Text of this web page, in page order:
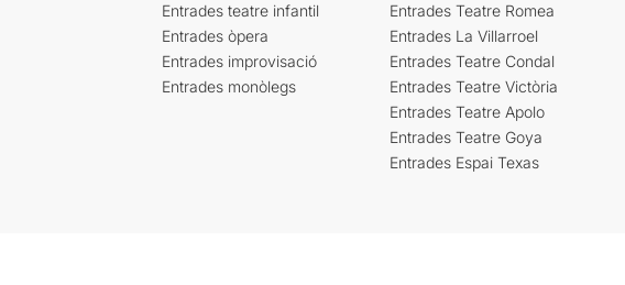
Entrades teatre infantil
Entrades òpera
Entrades improvisació
Entrades monòlegs
Entrades Teatre Romea
Entrades La Villarroel
Entrades Teatre Condal
Entrades Teatre Victòria
Entrades Teatre Apolo
Entrades Teatre Goya
Entrades Espai Texas